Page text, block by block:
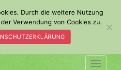
Durch die weitere Nutzung
Verwendung von Cookies zu.